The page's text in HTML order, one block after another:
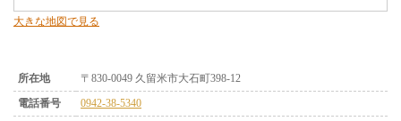
大きな地図で見る
所在地
〒830-0049 久留米市大石町398-12
電話番号
0942-38-5340